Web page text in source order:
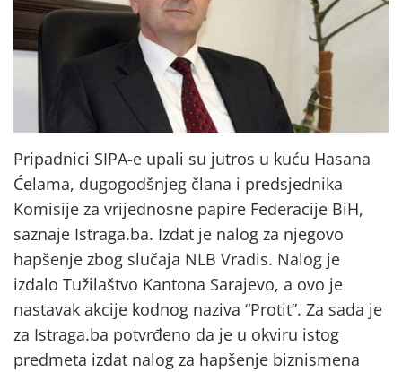
Pripadnici SIPA-e upali su jutros u kuću Hasana
Ćelama, dugogodšnjeg člana i predsjednika
Komisije za vrijednosne papire Federacije BiH,
saznaje Istraga.ba. Izdat je nalog za njegovo
hapšenje zbog slučaja NLB Vradis. Nalog je
izdalo Tužilaštvo Kantona Sarajevo, a ovo je
nastavak akcije kodnog naziva “Protit”. Za sada je
za Istraga.ba potvrđeno da je u okviru istog
predmeta izdat nalog za hapšenje biznismena